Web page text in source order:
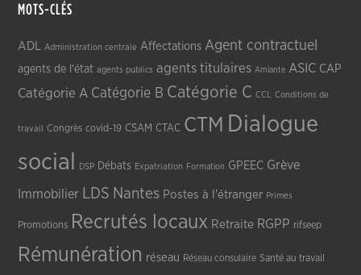
MOTS-CLÉS
ADL Administration centrale Affectations Agent contractuel
agents de l'état agents publics agents titulaires Amiante ASIC CAP
Catégorie A Catégorie B Catégorie C CCL Conditions de
travail Congrès covid-19 CSAM CTAC CTM Dialogue
social
DSP Débats Expatriation Formation GPEEC Grève
Immobilier LDS Nantes Postes à l'étranger Primes
Promotions Recrutés locaux Retraite RGPP rifseep
Rémunération réseau Réseau consulaire Santé au travail